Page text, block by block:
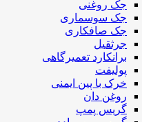
جک روغنی
جک سوسماری
جک صافکاری
جرثقیل
برانکارد تعمیرگاهی
پولیفت
خرک با پین ایمنی
روغن دان
گریس پمپ